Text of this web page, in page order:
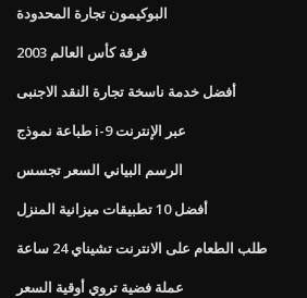
البوكيمون تجارة المحدودة
فرقة كأس العالم 2003
أفضل خدمة ناسخة تجارة النقد الاجنبى
طباعة نموذج i-9 عبر الإنترنت
الرسم البياني السعر تجسس
أفضل 10 تطبيقات ميزانية المنزل
طلب الطعام على الانترنت تشيناي 24 ساعة
عملة فضية تروي أوقية السعر